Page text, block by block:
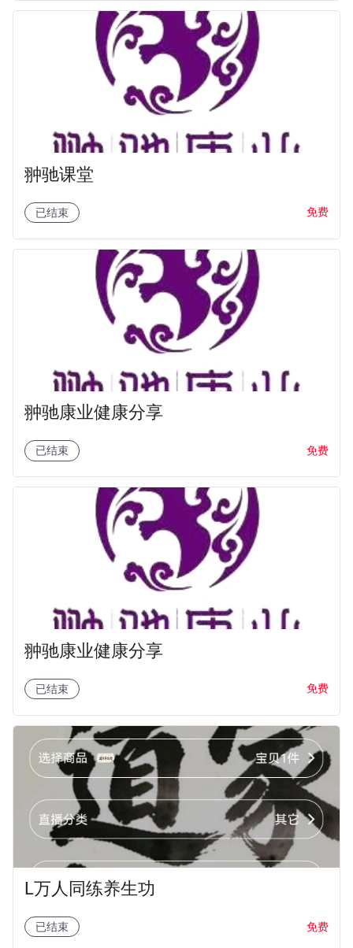
翀驰课堂
已结束 免费
翀驰康业健康分享
已结束 免费
翀驰康业健康分享
已结束 免费
L万人同练养生功
已结束 免费